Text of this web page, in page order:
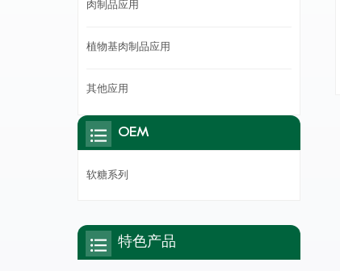
肉制品应用
植物基肉制品应用
其他应用
OEM
软糖系列
特色产品